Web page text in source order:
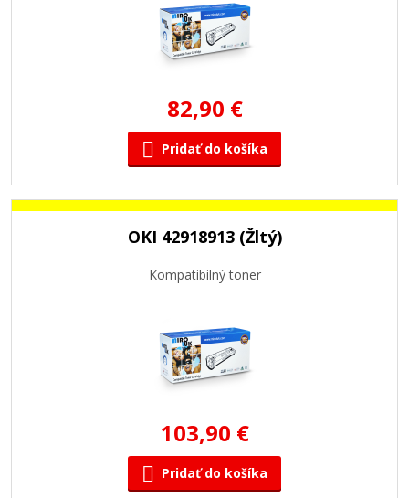
82,90 €
Pridať do košíka
OKI 42918913 (Žltý)
Kompatibilný toner
103,90 €
Pridať do košíka